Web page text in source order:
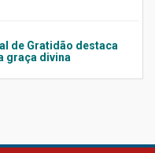
de Gratidão destaca
graça divina
foi o culto mensal